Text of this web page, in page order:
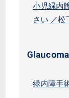
小児緑内
さい ／松
緑内障手